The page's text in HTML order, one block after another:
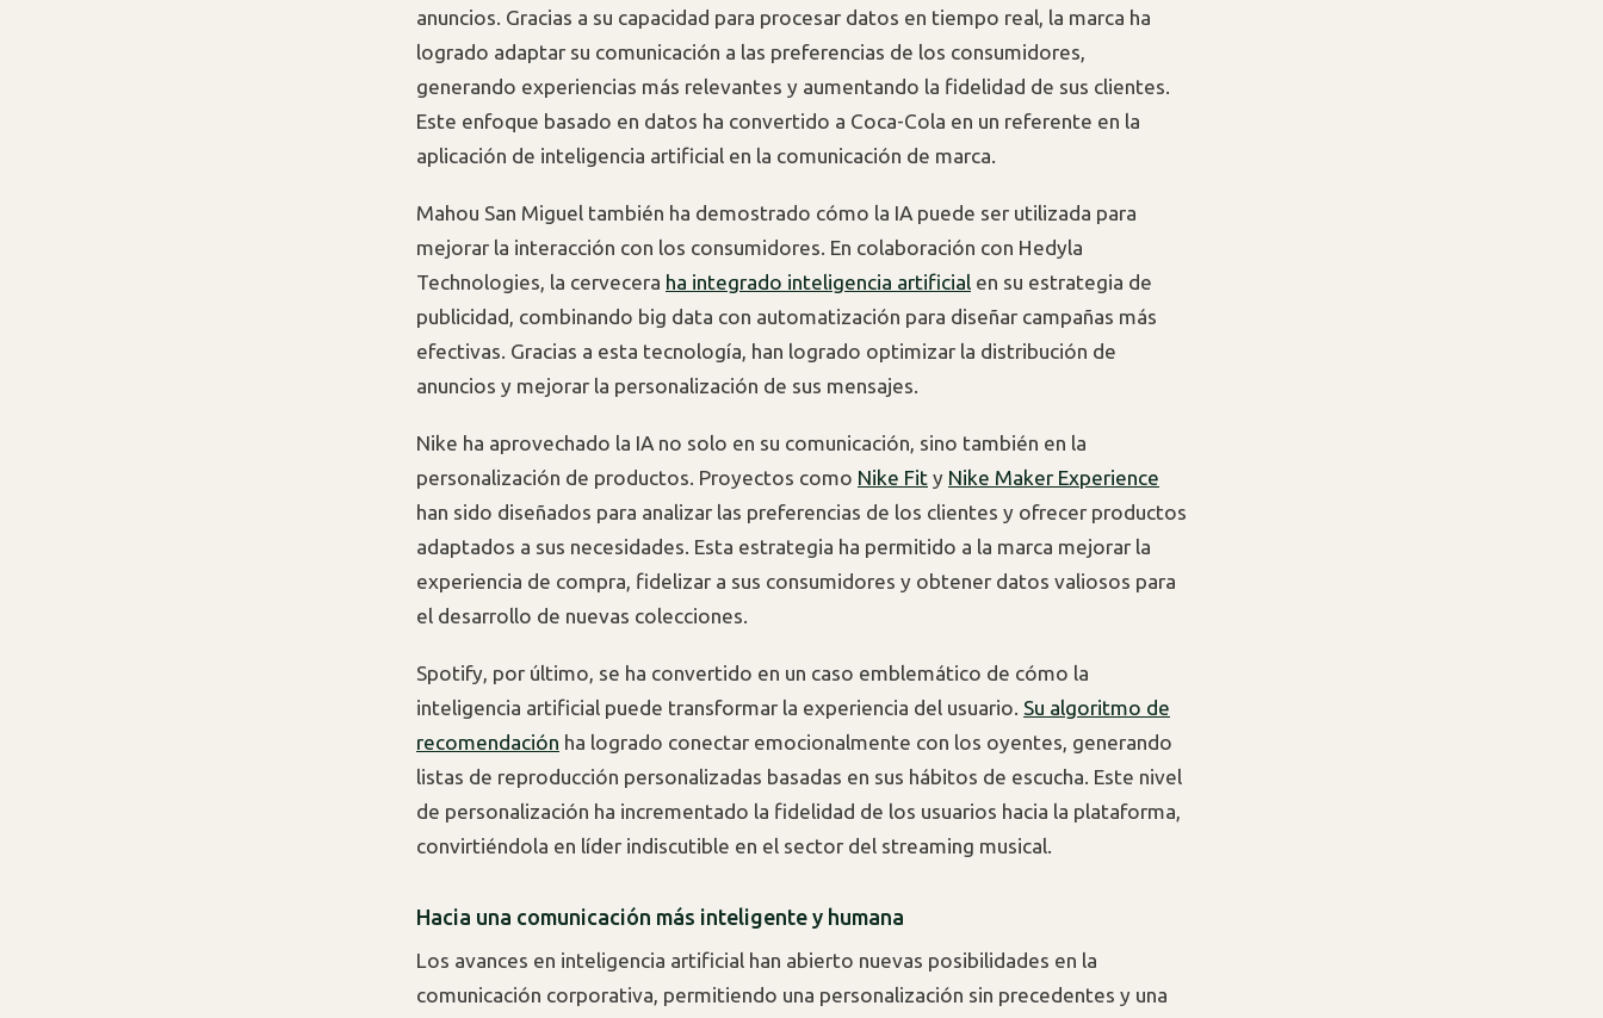
anuncios. Gracias a su capacidad para procesar datos en tiempo real, la marca ha
logrado adaptar su comunicación a las preferencias de los consumidores,
generando experiencias más relevantes y aumentando la fidelidad de sus clientes.
Este enfoque basado en datos ha convertido a Coca-Cola en un referente en la
aplicación de inteligencia artificial en la comunicación de marca.
Mahou San Miguel también ha demostrado cómo la IA puede ser utilizada para
mejorar la interacción con los consumidores. En colaboración con Hedyla
Technologies, la cervecera ha integrado inteligencia artificial en su estrategia de
publicidad, combinando big data con automatización para diseñar campañas más
efectivas. Gracias a esta tecnología, han logrado optimizar la distribución de
anuncios y mejorar la personalización de sus mensajes.
Nike ha aprovechado la IA no solo en su comunicación, sino también en la
personalización de productos. Proyectos como Nike Fit y Nike Maker Experience
han sido diseñados para analizar las preferencias de los clientes y ofrecer productos
adaptados a sus necesidades. Esta estrategia ha permitido a la marca mejorar la
experiencia de compra, fidelizar a sus consumidores y obtener datos valiosos para
el desarrollo de nuevas colecciones.
Spotify, por último, se ha convertido en un caso emblemático de cómo la
inteligencia artificial puede transformar la experiencia del usuario. Su algoritmo de
recomendación ha logrado conectar emocionalmente con los oyentes, generando
listas de reproducción personalizadas basadas en sus hábitos de escucha. Este nivel
de personalización ha incrementado la fidelidad de los usuarios hacia la plataforma,
convirtiéndola en líder indiscutible en el sector del streaming musical.
Hacia una comunicación más inteligente y humana
Los avances en inteligencia artificial han abierto nuevas posibilidades en la
comunicación corporativa, permitiendo una personalización sin precedentes y una